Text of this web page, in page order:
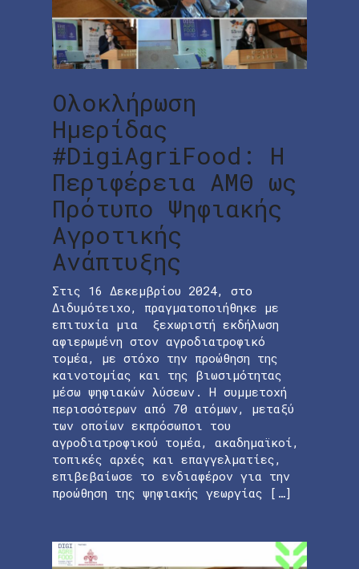
Ολοκλήρωση
Ημερίδας
#DigiAgriFood: Η
Περιφέρεια ΑΜΘ ως
Πρότυπο Ψηφιακής
Αγροτικής
Ανάπτυξης
Στις 16 Δεκεμβρίου 2024, στο
Διδυμότειχο, πραγματοποιήθηκε με
επιτυχία μια ξεχωριστή εκδήλωση
αφιερωμένη στον αγροδιατροφικό
τομέα, με στόχο την προώθηση της
καινοτομίας και της βιωσιμότητας
μέσω ψηφιακών λύσεων. Η συμμετοχή
περισσότερων από 70 ατόμων, μεταξύ
των οποίων εκπρόσωποι του
αγροδιατροφικού τομέα, ακαδημαϊκοί,
τοπικές αρχές και επαγγελματίες,
επιβεβαίωσε το ενδιαφέρον για την
προώθηση της ψηφιακής γεωργίας […]